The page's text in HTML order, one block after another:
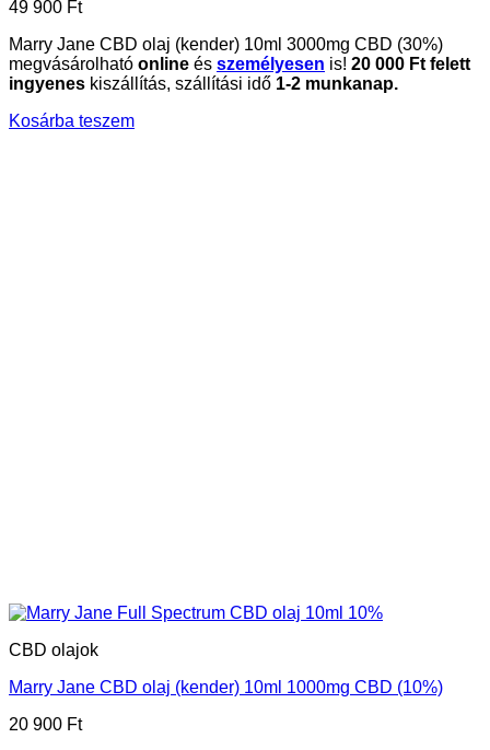
49 900 Ft
Marry Jane CBD olaj (kender) 10ml 3000mg CBD (30%)
megvásárolható online és személyesen is! 20 000 Ft felett
ingyenes kiszállítás, szállítási idő 1-2 munkanap.
Kosárba teszem
CBD olajok
Marry Jane CBD olaj (kender) 10ml 1000mg CBD (10%)
20 900 Ft